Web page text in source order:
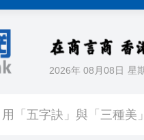
2026年 08月08日 星
「五字訣」與「三種美